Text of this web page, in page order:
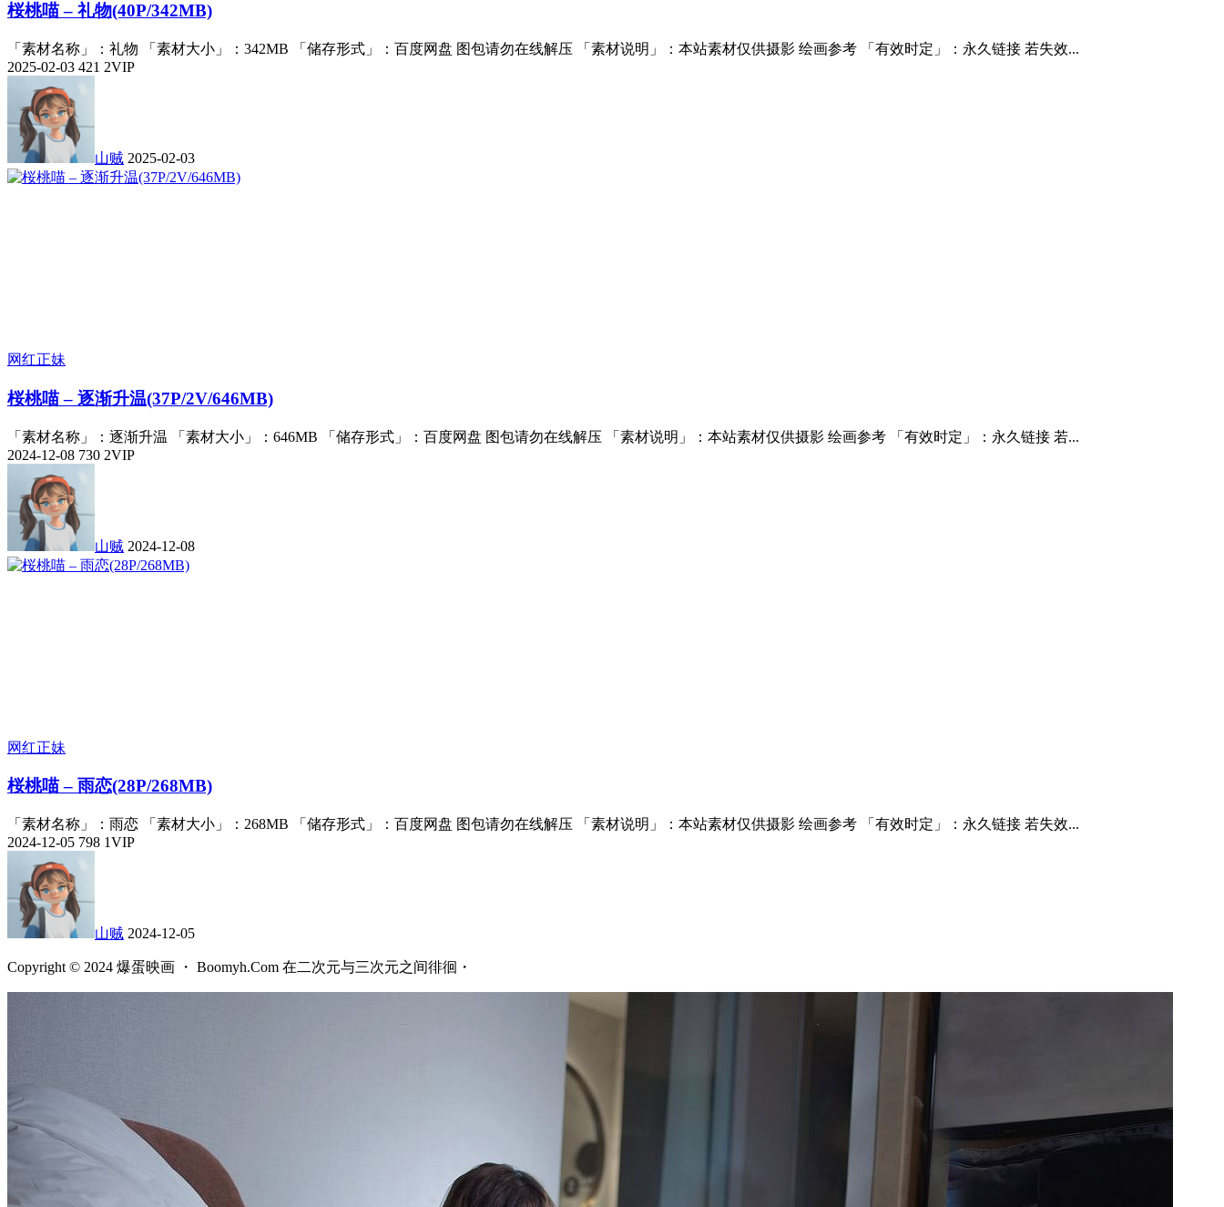
桜桃喵 – 礼物(40P/342MB)
「素材名称」：礼物 「素材大小」：342MB 「储存形式」：百度网盘 图包请勿在线解压 「素材说明」：本站素材仅供摄影 绘画参考 「有效时定」：永久链接 若失效...
2025-02-03 421 2VIP
山贼 2025-02-03
网红正妹
桜桃喵 – 逐渐升温(37P/2V/646MB)
「素材名称」：逐渐升温 「素材大小」：646MB 「储存形式」：百度网盘 图包请勿在线解压 「素材说明」：本站素材仅供摄影 绘画参考 「有效时定」：永久链接 若...
2024-12-08 730 2VIP
山贼 2024-12-08
网红正妹
桜桃喵 – 雨恋(28P/268MB)
「素材名称」：雨恋 「素材大小」：268MB 「储存形式」：百度网盘 图包请勿在线解压 「素材说明」：本站素材仅供摄影 绘画参考 「有效时定」：永久链接 若失效...
2024-12-05 798 1VIP
山贼 2024-12-05
Copyright © 2024 爆蛋映画 ・ Boomyh.Com 在二次元与三次元之间徘徊・